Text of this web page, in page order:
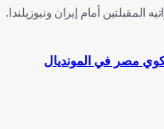
المقبلتين أمام إيران ونيوزيلندا.
تكوي مصر في المونديال